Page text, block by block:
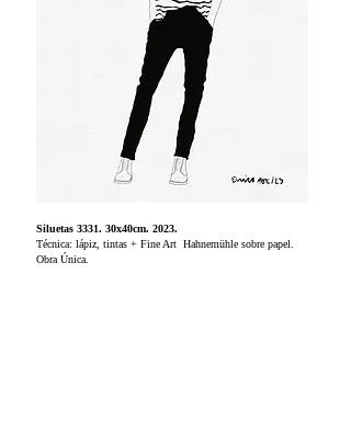
Siluetas 3331. 30x40cm. 2023.
Técnica: lápiz, tintas + Fine Art Hahnemühle sobre papel.
Obra Única.